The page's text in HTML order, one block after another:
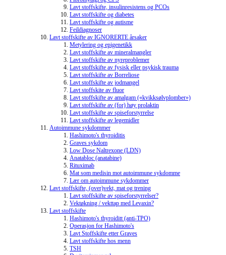
Lavt stoffskifte, insulinresistens og PCOs
Lavt stoffskifte og diabetes
Lavt stoffskifte og autisme
Feildiagnoser
Lavt stoffskifte av IGNORERTE årsaker
Metylering og epigenetikk
Lavt stoffskifte av mineralmangler
Lavt stoffskifte av nyreproblemer
Lavt stoffskifte av fysisk eller psykisk trauma
Lavt stoffskifte av Borreliose
Lavt stoffskifte av jodmangel
Lavt stoffskite av fluor
Lavt stoffskifte av amalgam («kvikksølvplomber»)
Lavt stoffskifte av (for) høy prolaktin
Lavt stoffskifte av spiseforstyrrelse
Lavt stoffskifte av legemidler
Autoimmune sykdommer
Hashimoto's thyroiditis
Graves sykdom
Low Dose Naltrexone (LDN)
Anatabloc (anatabine)
Rituximab
Mat som medisin mot autoimmune sykdomme
Lær om autoimmune sykdommer
Lavt stoffskifte, (over)vekt, mat og trening
Lavt stoffskifte av spiseforstyrrelser?
Vektøkning / vekttap med Levaxin?
Lavt stoffskifte
Hashimoto's thyroiditt (anti-TPO)
Operasjon for Hashimoto's
Lavt Stoffskifte etter Graves
Lavt stoffskifte hos menn
TSH